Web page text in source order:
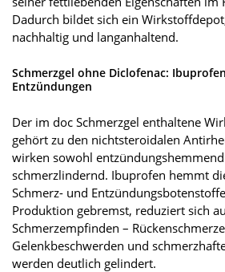
Dadurch bildet sich ein
nachhaltig und langanhaltend.
Schmerzgel ohne Diclofenac:
Entzündungen
Der im doc Schmerzgel enthaltene
gehört zu den nichtsteroidalen
wirken sowohl
schmerzlindernd. Ibuprofen hemmt
Schmerz- und
Produktion gebremst, reduziert sich
Schmerzempfinden –
Gelenkbeschwerden und
werden deutlich gelindert.